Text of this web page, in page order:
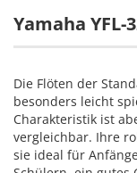
Yamaha
Die Flöten der
besonders leicht
Charakteristik ist
vergleichbar. Ihre
sie ideal für